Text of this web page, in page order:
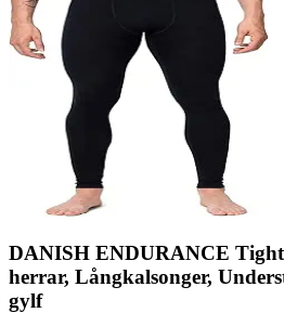
DANISH ENDURANCE
herrar, Långkalsonger,
gylf